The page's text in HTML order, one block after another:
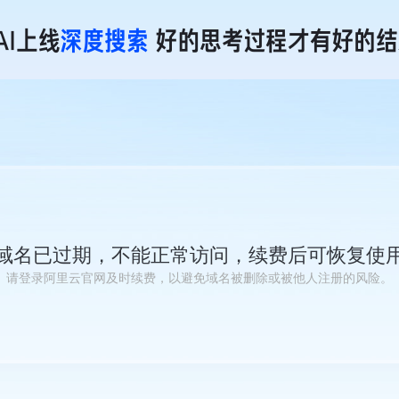
名已过期，不能正常访问，续费后可恢复使
请登录阿里云官网及时续费，以避免域名被删除或被他人注册的风险。